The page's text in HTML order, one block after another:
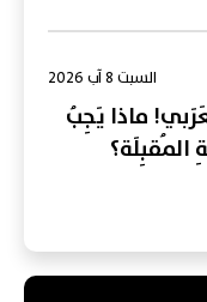
السبت 8 آب 2026
ماذا يَجِبُ
المُقبِلَة؟